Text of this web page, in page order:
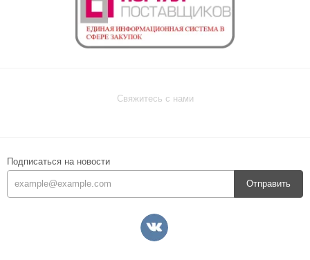
Свяжитесь с нами
Подписаться на новости
Отправить